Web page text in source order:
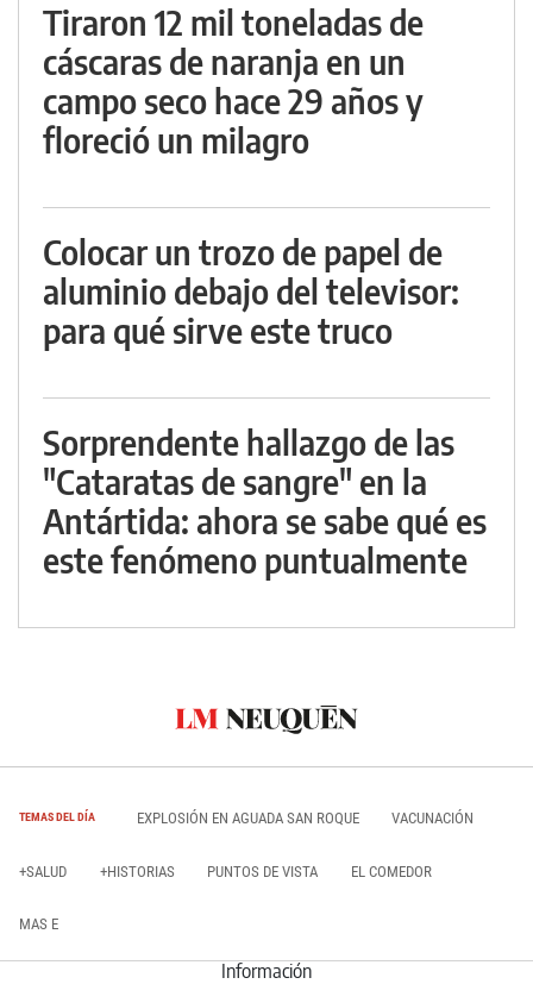
Tiraron 12 mil toneladas de
cáscaras de naranja en un
campo seco hace 29 años y
floreció un milagro
Colocar un trozo de papel de
aluminio debajo del televisor:
para qué sirve este truco
Sorprendente hallazgo de las
"Cataratas de sangre" en la
Antártida: ahora se sabe qué es
este fenómeno puntualmente
TEMAS DEL DÍA EXPLOSIÓN EN AGUADA SAN ROQUE VACUNACIÓN
+SALUD +HISTORIAS PUNTOS DE VISTA EL COMEDOR
MAS E
Información